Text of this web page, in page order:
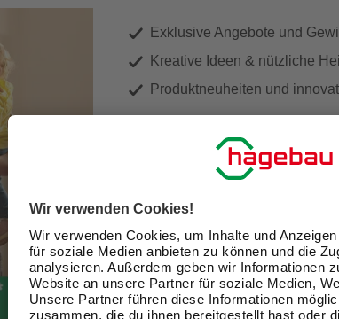
Exklusive Angebote und
Kreative Ideen & nützliche
Produktneuheiten und